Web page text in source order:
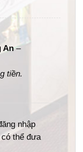
An–
tiền.
nhập
thể đưa